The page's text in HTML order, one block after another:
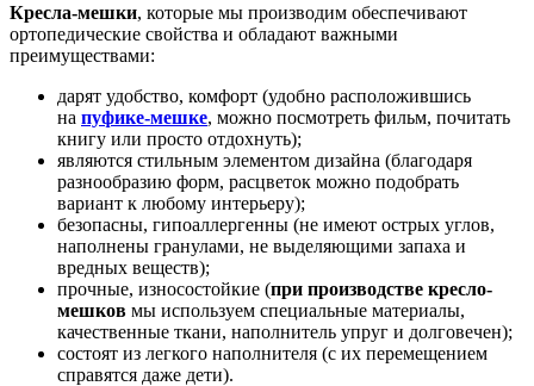
Кресла-мешки, которые мы производим обеспечивают
ортопедические свойства и обладают важными
преимуществами:
дарят удобство, комфорт (удобно расположившись
на пуфике-мешке, можно посмотреть фильм, почитать
книгу или просто отдохнуть);
являются стильным элементом дизайна (благодаря
разнообразию форм, расцветок можно подобрать
вариант к любому интерьеру);
безопасны, гипоаллергенны (не имеют острых углов,
наполнены гранулами, не выделяющими запаха и
вредных веществ);
прочные, износостойкие (при производстве кресло-
мешков мы используем специальные материалы,
качественные ткани, наполнитель упруг и долговечен);
состоят из легкого наполнителя (с их перемещением
справятся даже дети).